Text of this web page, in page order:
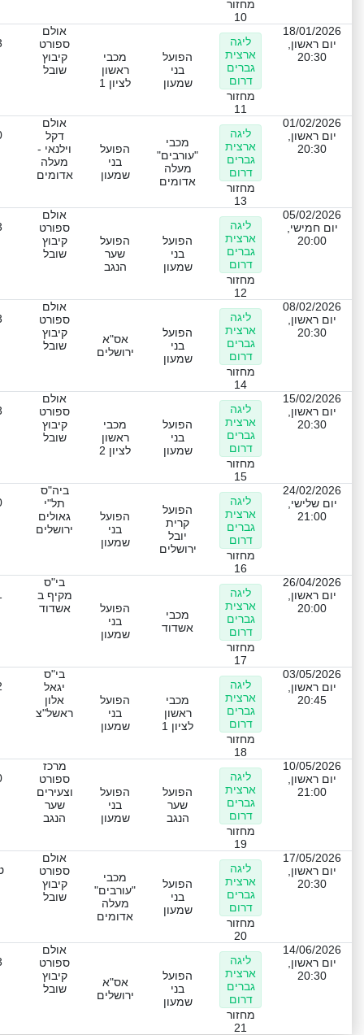
מחזור
10
18/01/2026
יום ראשון,
20:30
ליגה
ארצית
גברים
דרום
מחזור
11
הפועל
בני
שמעון
מכבי
ראשון
לציון 1
אולם
ספורט
קיבוץ
שובל
01/02/2026
יום ראשון,
20:30
ליגה
ארצית
גברים
דרום
מחזור
13
מכבי
"עורבים"
מעלה
אדומים
הפועל
בני
שמעון
אולם
דקל
וילנאי -
מעלה
אדומים
05/02/2026
יום חמישי,
20:00
ליגה
ארצית
גברים
דרום
מחזור
12
הפועל
בני
שמעון
הפועל
שער
הנגב
אולם
ספורט
קיבוץ
שובל
08/02/2026
יום ראשון,
20:30
ליגה
ארצית
גברים
דרום
מחזור
14
הפועל
בני
שמעון
אס"א
ירושלים
אולם
ספורט
קיבוץ
שובל
15/02/2026
יום ראשון,
20:30
ליגה
ארצית
גברים
דרום
מחזור
15
הפועל
בני
שמעון
מכבי
ראשון
לציון 2
אולם
ספורט
קיבוץ
שובל
24/02/2026
יום שלישי,
21:00
ליגה
ארצית
גברים
דרום
מחזור
16
הפועל
קרית
יובל
ירושלים
הפועל
בני
שמעון
ביה"ס
תל"י
גאולים
ירושלים
26/04/2026
יום ראשון,
20:00
ליגה
ארצית
גברים
דרום
מחזור
17
מכבי
אשדוד
הפועל
בני
שמעון
בי"ס
מקיף ב
אשדוד
03/05/2026
יום ראשון,
20:45
ליגה
ארצית
גברים
דרום
מחזור
18
מכבי
ראשון
לציון 1
הפועל
בני
שמעון
בי"ס
יגאל
אלון
ראשל"צ
10/05/2026
יום ראשון,
21:00
ליגה
ארצית
גברים
דרום
מחזור
19
הפועל
שער
הנגב
הפועל
בני
שמעון
מרכז
ספורט
וצעירים
שער
הנגב
17/05/2026
יום ראשון,
20:30
ליגה
ארצית
גברים
דרום
מחזור
20
הפועל
בני
שמעון
מכבי
"עורבים"
מעלה
אדומים
אולם
ספורט
קיבוץ
שובל
14/06/2026
יום ראשון,
20:30
ליגה
ארצית
גברים
דרום
מחזור
21
הפועל
בני
שמעון
אס"א
ירושלים
אולם
ספורט
קיבוץ
שובל